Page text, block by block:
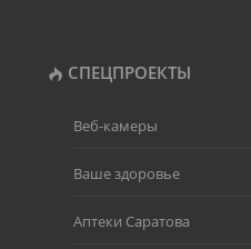
СПЕЦПРОЕКТЫ
Веб-камеры
Ваше здоровье
Аптеки Саратова